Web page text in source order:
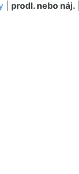
prodl. nebo náj.